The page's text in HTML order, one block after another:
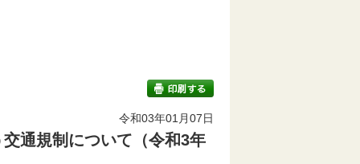
令和03年01月07日
通規制について（令和3年